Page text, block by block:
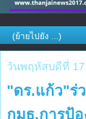
วันพฤหัสบดีที่
"ดร.แก้ว"ร่
กมธ.การป้